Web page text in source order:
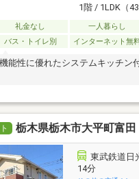
1階 / 1LDK（
礼金なし 一人暮らし
バス・トイレ別
インターネット無
機能性に優れたシステムキッチン
栃木県栃木市大平町富
東武鉄道日
14分